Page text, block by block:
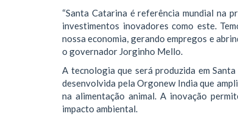
“Santa Catarina é referência mundial na
investimentos inovadores como este.
nossa economia, gerando empregos e
o governador Jorginho Mello.
A tecnologia que será produzida em
desenvolvida pela Orgonew India que
na alimentação animal. A inovação
impacto ambiental.